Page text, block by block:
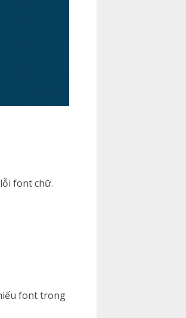
font chữ.
font trong